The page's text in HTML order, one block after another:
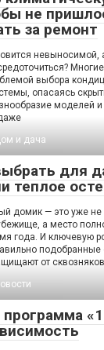
не
за ремонт
невыносимой,
Многие
выбора
опасаясь
моделей
и дача
для
теплое
домик — это уже не
а место
года. И ключевую
от